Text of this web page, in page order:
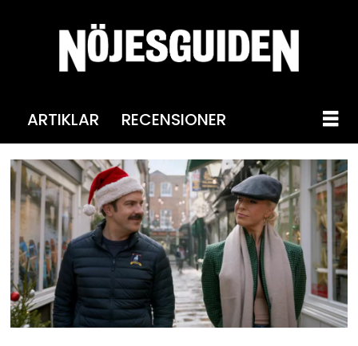
ARTIKLAR RECENSIONER